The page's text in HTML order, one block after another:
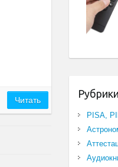
Читать
Рубрики
PISA,